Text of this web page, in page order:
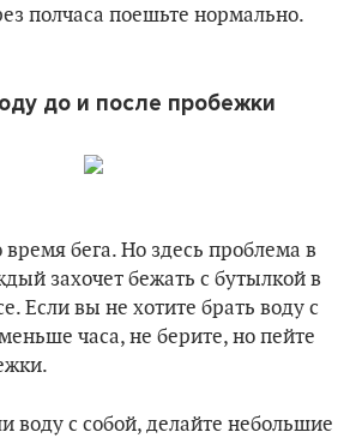
полчаса поешьте нормально.
до и после пробежки
бега. Но здесь проблема в
захочет бежать с бутылкой в
Если вы не хотите брать воду с
часа, не берите, но пейте
воду с собой, делайте небольшие